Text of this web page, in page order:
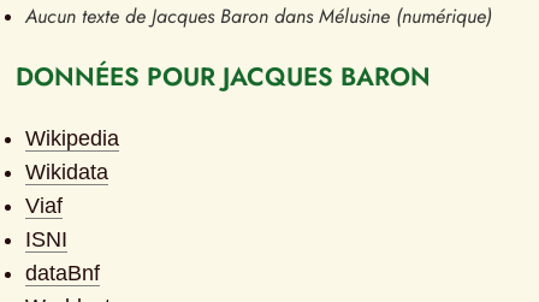
Aucun texte de Jacques Baron dans Mélusine (numérique)
DONNÉES POUR JACQUES BARON
Wikipedia
Wikidata
Viaf
ISNI
dataBnf